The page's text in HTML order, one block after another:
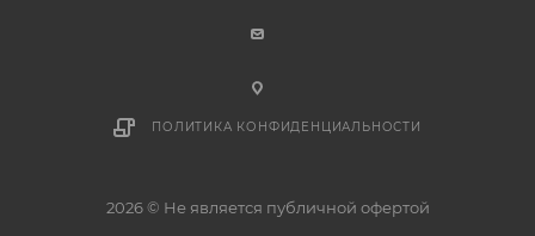
ПОЛИТИКА КОНФИДЕНЦИАЛЬНОСТИ
2026 © Не является публичной офертой